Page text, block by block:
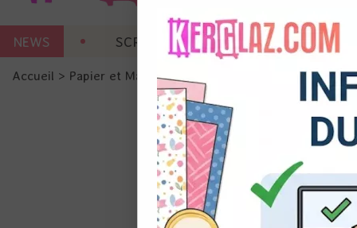
NEWS SCRAP CARTERIE MACHINES
Accueil > Papier et Matière Papier
Ils
et du
précises
Si vous
de la